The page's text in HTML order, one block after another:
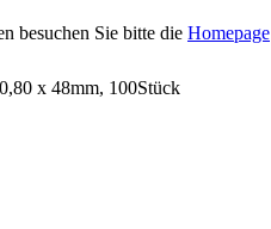
besuchen Sie bitte die Homepage